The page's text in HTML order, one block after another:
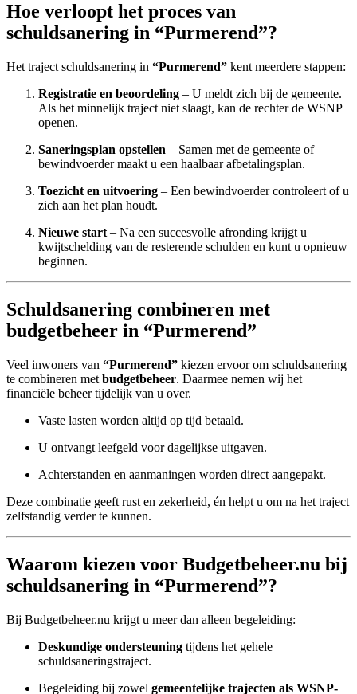
Hoe verloopt het proces van
schuldsanering in “Purmerend”?
Het traject schuldsanering in “Purmerend” kent meerdere stappen:
Registratie en beoordeling – U meldt zich bij de gemeente.
Als het minnelijk traject niet slaagt, kan de rechter de WSNP
openen.
Saneringsplan opstellen – Samen met de gemeente of
bewindvoerder maakt u een haalbaar afbetalingsplan.
Toezicht en uitvoering – Een bewindvoerder controleert of u
zich aan het plan houdt.
Nieuwe start – Na een succesvolle afronding krijgt u
kwijtschelding van de resterende schulden en kunt u opnieuw
beginnen.
Schuldsanering combineren met
budgetbeheer in “Purmerend”
Veel inwoners van “Purmerend” kiezen ervoor om schuldsanering
te combineren met budgetbeheer. Daarmee nemen wij het
financiële beheer tijdelijk van u over.
Vaste lasten worden altijd op tijd betaald.
U ontvangt leefgeld voor dagelijkse uitgaven.
Achterstanden en aanmaningen worden direct aangepakt.
Deze combinatie geeft rust en zekerheid, én helpt u om na het traject
zelfstandig verder te kunnen.
Waarom kiezen voor Budgetbeheer.nu bij
schuldsanering in “Purmerend”?
Bij Budgetbeheer.nu krijgt u meer dan alleen begeleiding:
Deskundige ondersteuning tijdens het gehele
schuldsaneringstraject.
Begeleiding bij zowel gemeentelijke trajecten als WSNP-